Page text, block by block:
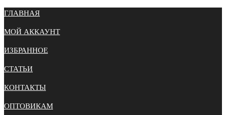
ГЛАВНАЯ
МОЙ АККАУНТ
ИЗБРАННОЕ
СТАТЬИ
КОНТАКТЫ
ОПТОВИКАМ